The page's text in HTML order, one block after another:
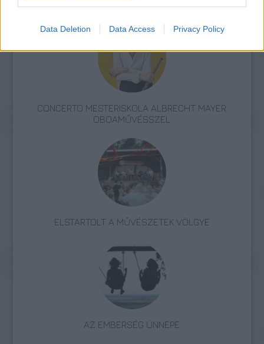
Data Deletion Data Access Privacy Policy
CONCERTO MESTERISKOLA ALBRECHT MAYER
OBOAMŰVÉSSZEL
ELSTARTOLT A MŰVÉSZETEK VÖLGYE
AZ EMBERSÉG ÜNNEPE